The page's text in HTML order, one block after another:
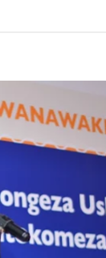
NA USAJILI
Haramu
Sijui
YA CCM
UWEZO WA
WA MAFUTA